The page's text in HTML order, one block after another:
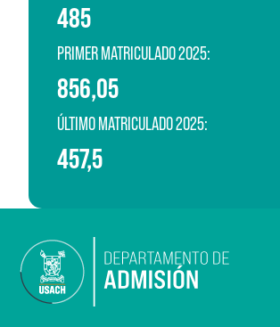
485
PRIMER MATRICULADO 2025:
856,05
ÚLTIMO MATRICULADO 2025:
457,5